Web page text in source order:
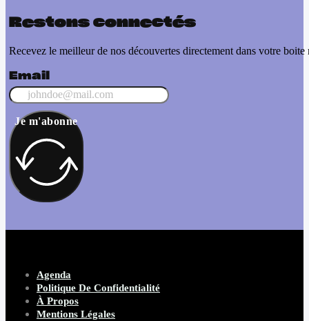
Restons connectés
Recevez le meilleur de nos découvertes directement dans votre boite
Email
Je m'abonne
Agenda
Politique De Confidentialité
À Propos
Mentions Légales